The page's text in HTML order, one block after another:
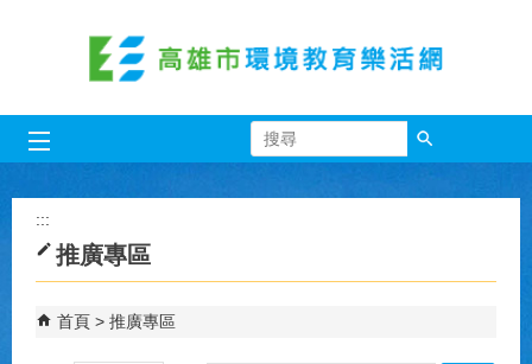
搜尋
:::
推廣專區
首頁 推廣專區